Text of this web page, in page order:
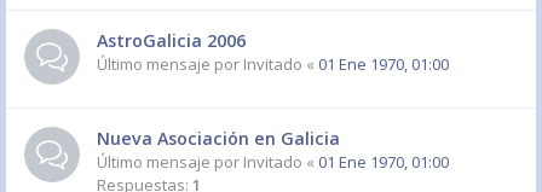
AstroGalicia 2006
Último mensaje por Invitado « 01 Ene 1970, 01:00
Nueva Asociación en Galicia
Último mensaje por Invitado « 01 Ene 1970, 01:00
Respuestas: 1